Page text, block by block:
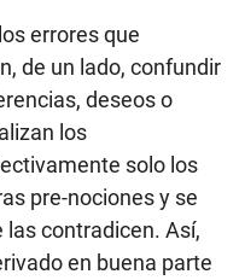
errores que
de un lado, confundir
deseos o
los
solo los
pre-nociones y se
contradicen. Así,
en buena parte